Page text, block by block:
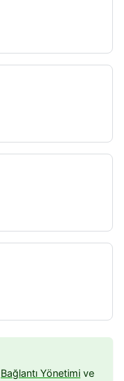
Bağlantı Yönetimi ve